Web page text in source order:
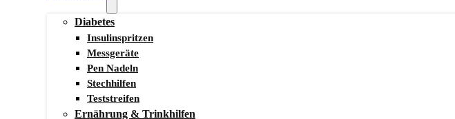
Diabetes
Insulinspritzen
Messgeräte
Pen Nadeln
Stechhilfen
Teststreifen
Ernährung & Trinkhilfen